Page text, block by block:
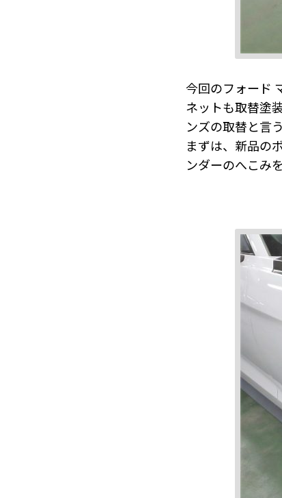
今回のフォード
ネットも取替塗
ンズの取替と言
まずは、新品の
ンダーのへこみ